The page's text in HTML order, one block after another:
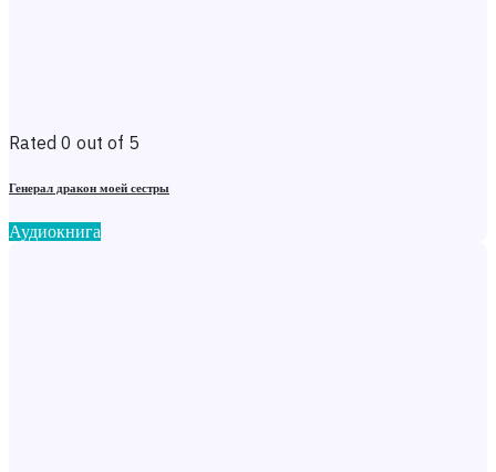
Rated 0 out of 5
Генерал дракон моей сестры
Аудиокнига